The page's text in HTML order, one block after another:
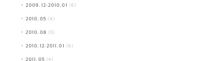
2009.12-2010.01 (6)
2010.05 (4)
2010.08 (5)
2010.12-2011.01 (6)
2011.05 (4)